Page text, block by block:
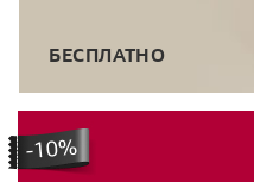
БЕСПЛАТНО